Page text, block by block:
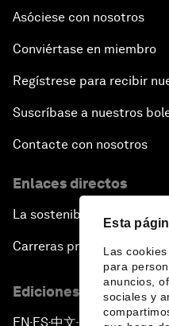
Esta
Las
para
anuncios,
sociales y
The Geo-Economics of
Forum Debate:
Global Health Security
The Future of Ukraine
The End of Antibiotics
Asóciese con nosotros
Conviértase en miembro
Regístrese para recibir
Suscríbase a nuestros
Contacte con nosotros
Enlaces directos
La sostenibilidad en el Foro
Carreras profesionales
Ediciones en otros
EN ▪ES▪中文▪ 日本語